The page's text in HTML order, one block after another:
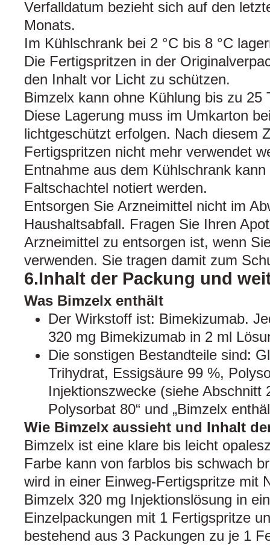
Verfalldatum bezieht sich auf den
Monats.
Im Kühlschrank bei 2 °C bis 8 °C
Die Fertigspritzen in der
den Inhalt vor Licht zu schützen.
Bimzelx kann ohne Kühlung bis zu 25
Diese Lagerung muss im Umkarton
lichtgeschützt erfolgen. Nach diesem
Fertigspritzen nicht mehr verwendet
Entnahme aus dem Kühlschrank
Faltschachtel notiert werden.
Entsorgen Sie Arzneimittel nicht im
Haushaltsabfall. Fragen Sie Ihren
Arzneimittel zu entsorgen ist, wenn
verwenden. Sie tragen damit zum
6.Inhalt der Packung und
Was Bimzelx enthält
Der Wirkstoff ist: Bimekizumab.
320 mg Bimekizumab in 2 ml
Die sonstigen Bestandteile sind:
Trihydrat, Essigsäure 99 %,
Injektionszwecke (siehe Abschnitt
Polysorbat 80“ und „Bimzelx
Wie Bimzelx aussieht und Inhalt
Bimzelx ist eine klare bis leicht
Farbe kann von farblos bis schwach
wird in einer Einweg-Fertigspritze mit
Bimzelx 320 mg Injektionslösung in
Einzelpackungen mit 1 Fertigspritze
bestehend aus 3 Packungen zu je 1